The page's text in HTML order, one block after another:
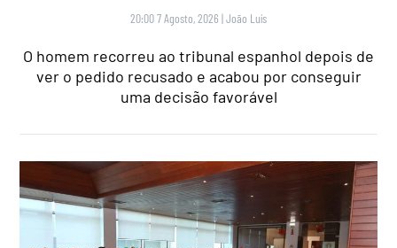
20:00 7 Agosto, 2026 |João Luís
O homem recorreu ao tribunal espanhol depois de
ver o pedido recusado e acabou por conseguir
uma decisão favorável